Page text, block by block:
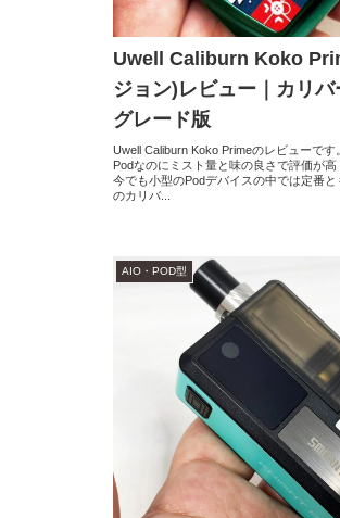
Uwell Caliburn Koko
ジョン)レビュー｜カリ
グレード版
Uwell Caliburn Koko Primeのレビューで
Podなのにミスト量と味の良さで評価が
今でも小型のPodデバイスの中では定番
のカリバ...
AIO・POD型